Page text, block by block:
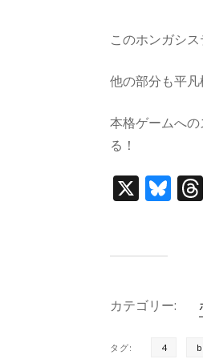
このホンガシ
他の部分も平凡
本格ゲームへ
る！
X Bl
y
カテゴリー:
タグ: 4